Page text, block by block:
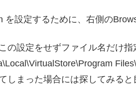
を設定するために、右側の
の設定をせずファイル名だけ
しまった場合には探してみると